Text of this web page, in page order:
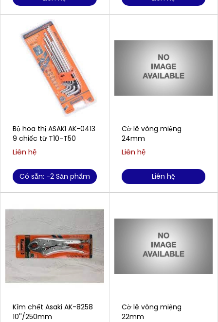
Bộ hoa thị ASAKI AK-0413
9 chiếc từ T10-T50
Liên hệ
Có sẵn: -2 Sản phẩm
Kìm chết Asaki AK-8258
10''/250mm
Cờ lê vòng miệng
24mm
Liên hệ
Liên hệ
Cờ lê vòng miệng
22mm